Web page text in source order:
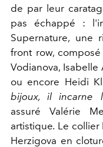
de par leur
pas échappé :
Supernature, une
front row,
Vodianova, Isabelle
ou encore Heidi
bijoux, il incarne
assuré Valérie
artistique. Le collier
Herzigova en